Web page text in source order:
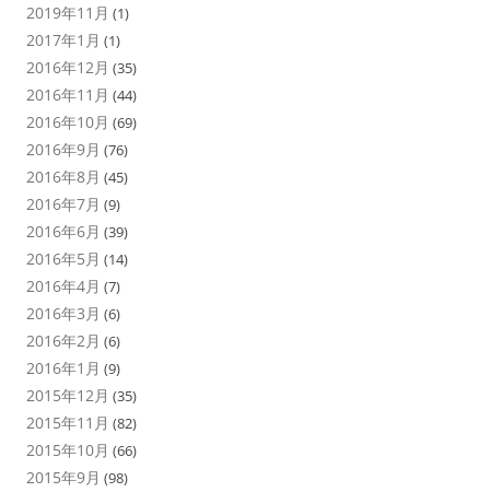
2019年11月 (1)
2017年1月 (1)
2016年12月 (35)
2016年11月 (44)
2016年10月 (69)
2016年9月 (76)
2016年8月 (45)
2016年7月 (9)
2016年6月 (39)
2016年5月 (14)
2016年4月 (7)
2016年3月 (6)
2016年2月 (6)
2016年1月 (9)
2015年12月 (35)
2015年11月 (82)
2015年10月 (66)
2015年9月 (98)